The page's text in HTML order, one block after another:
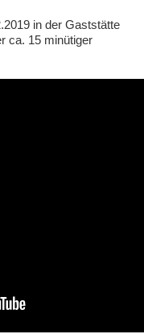
in der Gaststätte
ca. 15 minütiger